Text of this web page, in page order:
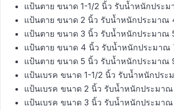
แป้นตาย ขนาด 1-1/2 นิ้ว รับน้ำหนักประ
แป้นตาย ขนาด 2 นิ้ว รับน้ำหนักประมาณ
แป้นตาย ขนาด 3 นิ้ว รับน้ำหนักประมาณ
แป้นตาย ขนาด 4 นิ้ว รับน้ำหนักประมาณ
แป้นตาย ขนาด 5 นิ้ว รับน้ำหนักประมาณ
แป้นเบรค ขนาด 1-1/2 นิ้ว รับน้ำหนักประ
แป้นเบรค ขนาด 2 นิ้ว รับน้ำหนักประมา
แป้นเบรค ขนาด 3 นิ้ว รับน้ำหนักประมา